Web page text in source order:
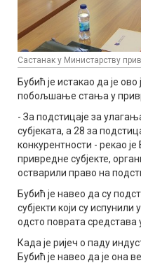
Састанак у Министарству
Бубић је истакао да је
побољшање стања у
- За подстицаје за
субјеката, а 28 за
конкурентности - рекао
привредне субјекте,
остварили право на
Бубић је навео да су
субјекти који су
одсто поврата средстава
Када је ријеч о паду
Бубић је навео да је она